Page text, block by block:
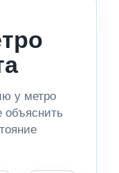
у метро
объяснить